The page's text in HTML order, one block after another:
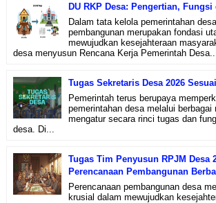
DU RKP Desa: Pengertian, Fungsi
Dalam tata kelola pemerintahan
pembangunan merupakan fondasi
mewujudkan kesejahteraan
desa menyusun Rencana Kerja Pemerintah Desa...
Tugas Sekretaris Desa 2026
Pemerintah terus berupaya
pemerintahan desa melalui berbagai
mengatur secara rinci tugas dan
desa. Di...
Tugas Tim Penyusun RPJM Desa
Perencanaan Pembangunan
Perencanaan pembangunan desa
krusial dalam mewujudkan